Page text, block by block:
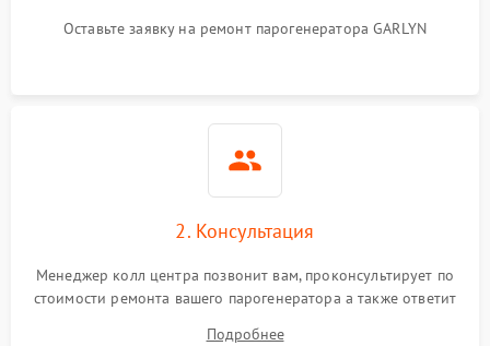
Оставьте заявку на ремонт парогенератора GARLYN
2. Консультация
Менеджер колл центра позвонит вам, проконсультирует по
стоимости ремонта вашего парогенератора а также ответит
Подробнее